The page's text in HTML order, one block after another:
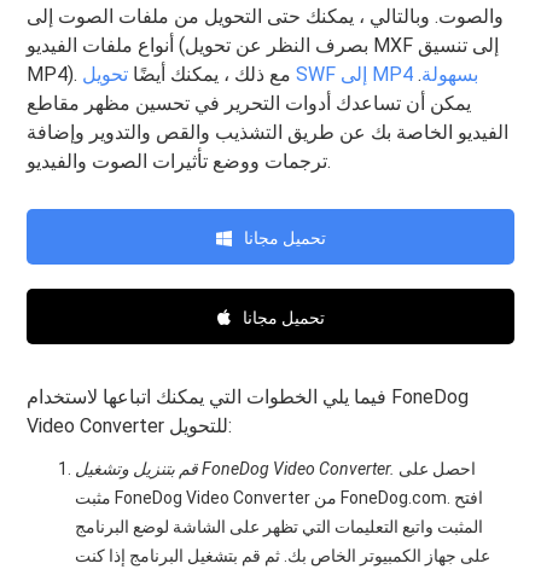
والصوت. وبالتالي ، يمكنك حتى التحويل من ملفات الصوت إلى
أنواع ملفات الفيديو (بصرف النظر عن تحويل MXF إلى تنسيق
MP4). مع ذلك ، يمكنك أيضًا
تحويل SWF إلى MP4 بسهولة.
يمكن أن تساعدك أدوات التحرير في تحسين مظهر مقاطع
الفيديو الخاصة بك عن طريق التشذيب والقص والتدوير وإضافة
ترجمات ووضع تأثيرات الصوت والفيديو.
تحميل مجانا
تحميل مجانا
فيما يلي الخطوات التي يمكنك اتباعها لاستخدام FoneDog
Video Converter للتحويل:
قم بتنزيل وتشغيل FoneDog Video Converter.
مثبت FoneDog Video Converter من FoneDog.com. افتح
المثبت واتبع التعليمات التي تظهر على الشاشة لوضع البرنامج
على جهاز الكمبيوتر الخاص بك. ثم قم بتشغيل البرنامج إذا كنت